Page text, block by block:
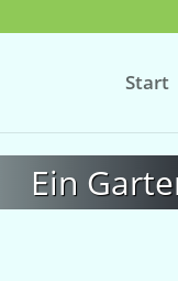
Start
Ein